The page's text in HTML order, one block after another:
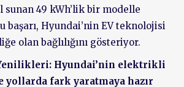
sunan 49 kWh’lik bir modelle
başarı, Hyundai’nin EV teknolojisi
olan bağlılığını gösteriyor.
Hyundai’nin elektrikli
yollarda fark yaratmaya hazır